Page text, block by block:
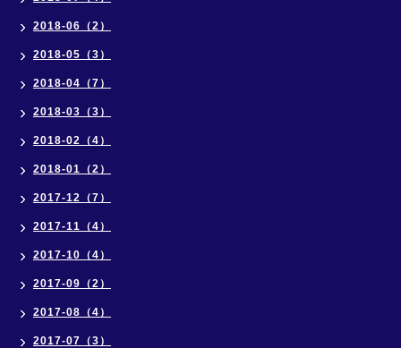
2018-06（2）
2018-05（3）
2018-04（7）
2018-03（3）
2018-02（4）
2018-01（2）
2017-12（7）
2017-11（4）
2017-10（4）
2017-09（2）
2017-08（4）
2017-07（3）